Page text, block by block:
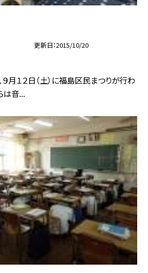
更新日 2015/10/20
月１２日（土）に福島区民まつりが行わ
は音...